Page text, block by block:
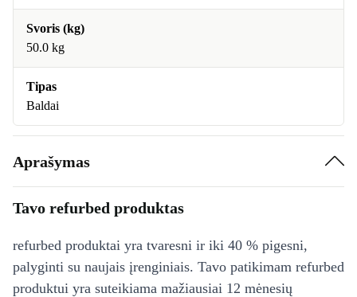
Svoris (kg)
50.0 kg
Tipas
Baldai
Aprašymas
Tavo refurbed produktas
refurbed produktai yra tvaresni ir iki 40 % pigesni,
palyginti su naujais įrenginiais. Tavo patikimam refurbed
produktui yra suteikiama mažiausiai 12 mėnesių